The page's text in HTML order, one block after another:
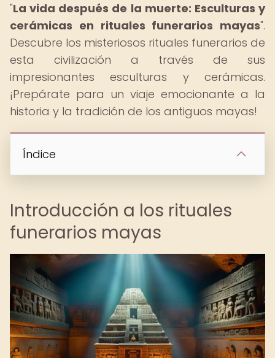
"La vida después de la muerte: Esculturas y
cerámicas en rituales funerarios mayas".
Descubre los misteriosos rituales funerarios de
esta civilización a través de sus
impresionantes esculturas y cerámicas.
¡Prepárate para un viaje emocionante a la
historia y la tradición de los antiguos mayas!
Índice
Introducción a los rituales
funerarios mayas